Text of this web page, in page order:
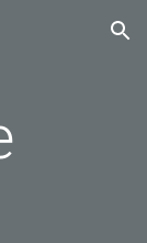
Skip to navigation